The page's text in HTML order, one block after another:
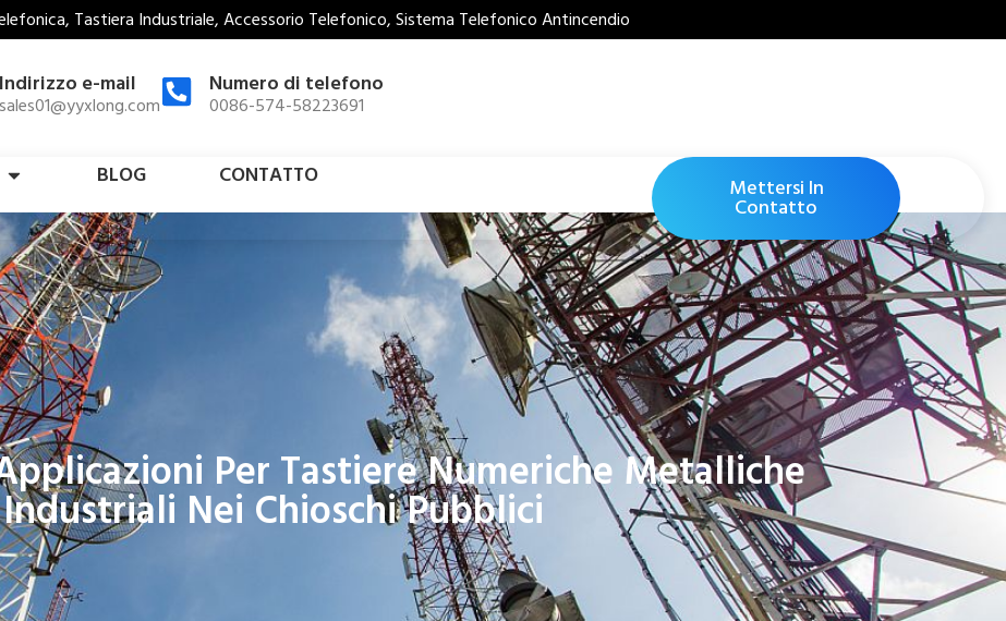
Tastiera Industriale, Accessorio Telefonico, Sistema Telefonico Antincendio
Indirizzo e-mail
sales01@yyxlong.com
Numero di telefono
0086-574-58223691
BLOG CONTATTO Mettersi In
Contatto
Per Tastiere Numeriche Metalliche
Industriali Nei Chioschi Pubblici